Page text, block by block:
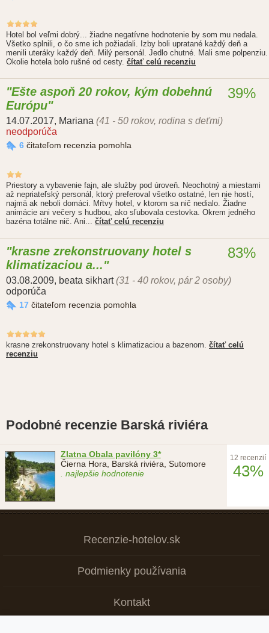
Hotel bol veľmi dobrý... žiadne negatívne hodnotenie by som mu nedala.
Všetko splnili, o čo sme ich požiadali. Izby boli upratané každý deň a
menili uteráky každý deň. Milý personál. Jedlo chutné. Mali sme polpenziu.
Okolie hotela bolo rušné od cesty. čítať celú recenziu
Ešte aspoň 20 rokov, kým dobehnú
Európu
14.07.2017, Mariana (41 - 50 rokov, rodina s deťmi)
neodporúča
6 čitateľom recenzia pomohla
39%
Priestory a vybavenie fajn, ale služby pod úroveň. Neochotný a miestami
až nepriateľský personál, ktorý preferoval všetko ostatné, len nie hostí,
najmä ak neboli domáci. Mŕtvy hotel, v ktorom sa nič nedialo. Žiadne
animácie ani večery s hudbou, ako sľubovala cestovka. Okrem jedného
bazéna totálne nič. Ani... čítať celú recenziu
krasne zrekonstruovany hotel s
klimatizaciou a...
03.08.2009, beata sikhart (31 - 40 rokov, pár 2 osoby)
odporúča
17 čitateľom recenzia pomohla
83%
krasne zrekonstruovany hotel s klimatizaciou a bazenom. čítať celú
recenziu
Podobné recenzie Barská riviéra
Zlatna Obala pavilóny 3*
Čierna Hora, Barská riviéra, Sutomore
. najlepšie hodnotenie
12 recenzií
43%
Recenzie-hotelov.sk
Podmienky používania
Kontakt